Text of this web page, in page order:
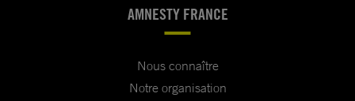
AMNESTY FRANCE
Nous connaître
Notre organisation